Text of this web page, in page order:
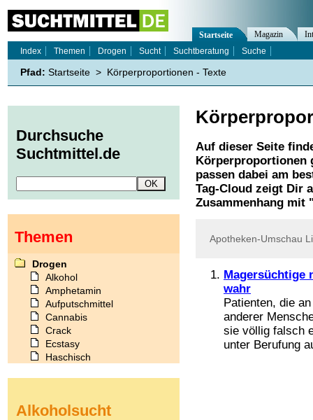
Auf dieser Seite
Körperproportionen
passen dabei am
Tag-Cloud zeigt Dir
Zusammenhang mit
Apotheken-Umschau
Magersüchtige
wahr
Patienten, die
anderer
sie völlig falsch
unter Berufung
Startseite Magazin
Index
Themen Drogen Sucht Suchtberatung Suche
Pfad: Startseite > Körperproportionen - Texte
Durchsuche
Suchtmittel.de
Themen
Drogen
Alkohol
Amphetamin
Aufputschmittel
Cannabis
Crack
Ecstasy
Haschisch
Kokain
Alkoholsucht